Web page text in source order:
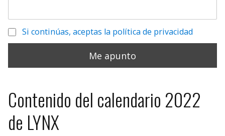
Si continúas, aceptas la política de privacidad
Contenido del calendario 2022
de LYNX